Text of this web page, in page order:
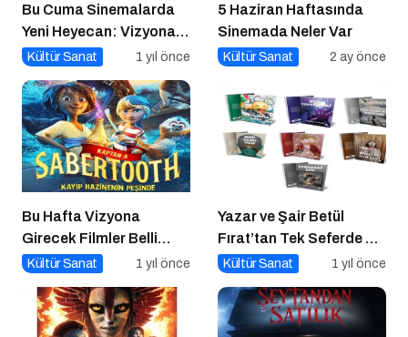
Bu Cuma Sinemalarda
Yeni Heyecan: Vizyona
Girecek Filmler Belli
Kültür Sanat 1 yıl önce
5 Haziran Haftasında
Sinemada Neler Var
Kültür Sanat 2 ay önce
Bu Hafta Vizyona
Girecek Filmler Belli
Oldu: Sinema Keyfi
Başlıyor!
Kültür Sanat 1 yıl önce
Yazar ve Şair Betül
Fırat’tan Tek Seferde 7
Kitap Müjdesi
Kültür Sanat 1 yıl önce